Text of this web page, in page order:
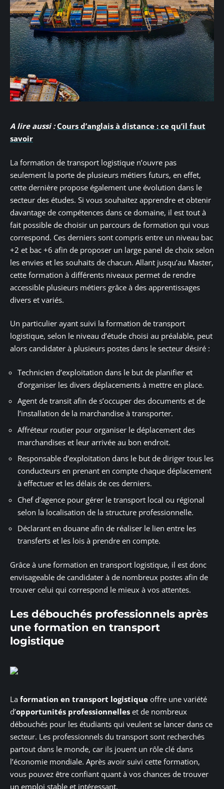
A lire aussi : Cours d’anglais à distance : ce qu’il faut
savoir
La formation de transport logistique n’ouvre pas
seulement la porte de plusieurs métiers futurs, en effet,
cette dernière propose également une évolution dans le
secteur des études. Si vous souhaitez apprendre et obtenir
davantage de compétences dans ce domaine, il est tout à
fait possible de choisir un parcours de formation qui vous
correspond. Ces derniers sont compris entre un niveau bac
+2 et bac +6 afin de proposer un large panel de choix selon
les envies et les souhaits de chacun. Allant jusqu’au Master,
cette formation à différents niveaux permet de rendre
accessible plusieurs métiers grâce à des apprentissages
divers et variés.
Un particulier ayant suivi la formation de transport
logistique, selon le niveau d’étude choisi au préalable, peut
alors candidater à plusieurs postes dans le secteur désiré :
Technicien d’exploitation dans le but de planifier et
d’organiser les divers déplacements à mettre en place.
Agent de transit afin de s’occuper des documents et de
l’installation de la marchandise à transporter.
Affréteur routier pour organiser le déplacement des
marchandises et leur arrivée au bon endroit.
Responsable d’exploitation dans le but de diriger tous les
conducteurs en prenant en compte chaque déplacement
à effectuer et les délais de ces derniers.
Chef d’agence pour gérer le transport local ou régional
selon la localisation de la structure professionnelle.
Déclarant en douane afin de réaliser le lien entre les
transferts et les lois à prendre en compte.
Grâce à une formation en transport logistique, il est donc
envisageable de candidater à de nombreux postes afin de
trouver celui qui correspond le mieux à vos attentes.
Les débouchés professionnels après
une formation en transport
logistique
La formation en transport logistique offre une variété
d’opportunités professionnelles et de nombreux
débouchés pour les étudiants qui veulent se lancer dans ce
secteur. Les professionnels du transport sont recherchés
partout dans le monde, car ils jouent un rôle clé dans
l’économie mondiale. Après avoir suivi cette formation,
vous pouvez être confiant quant à vos chances de trouver
un emploi stable et intéressant.